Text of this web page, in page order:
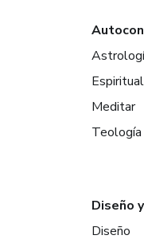
Meditar
Teología
Diseño
Diseño